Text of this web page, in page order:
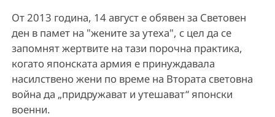
От 2013 година, 14 август е обявен за Световен
ден в памет на "жените за утеха", с цел да се
запомнят жертвите на тази порочна практика,
когато японската армия е принуждавала
насилствено жени по време на Втората световна
война да „придружават и утешават“ японски
военни.